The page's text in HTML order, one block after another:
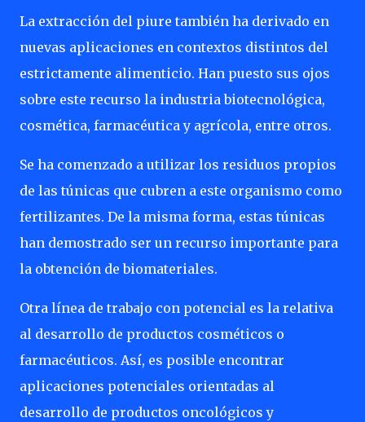
La extracción del piure también ha derivado en
nuevas aplicaciones en contextos distintos del
estrictamente alimenticio. Han puesto sus ojos
sobre este recurso la industria biotecnológica,
cosmética, farmacéutica y agrícola, entre otros.
Se ha comenzado a utilizar los residuos propios
de las túnicas que cubren a este organismo como
fertilizantes. De la misma forma, estas túnicas
han demostrado ser un recurso importante para
la obtención de biomateriales.
Otra línea de trabajo con potencial es la relativa
al desarrollo de productos cosméticos o
farmacéuticos. Así, es posible encontrar
aplicaciones potenciales orientadas al
desarrollo de productos oncológicos y